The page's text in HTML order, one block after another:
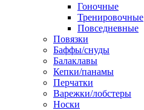
Гоночные
Тренировочные
Повседневные
Повязки
Баффы/снуды
Балаклавы
Кепки/панамы
Перчатки
Варежки/лобстеры
Носки